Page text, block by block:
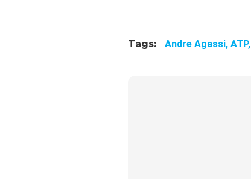
Tags: Andre Agassi, ATP,